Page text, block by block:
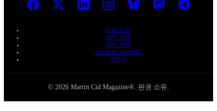
이용 약관
법적 고지
쿠키 정책
개인정보 처리방침
저작권
© 2026 Martin Cid Magazine®. 판권 소유.